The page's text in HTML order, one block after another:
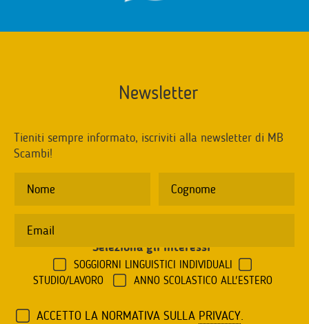
Newsletter
Tieniti sempre informato, iscriviti alla newsletter di MB
Scambi!
Seleziona gli interessi
SOGGIORNI LINGUISTICI INDIVIDUALI
STUDIO/LAVORO
ANNO SCOLASTICO ALL'ESTERO
ACCETTO LA NORMATIVA SULLA PRIVACY.